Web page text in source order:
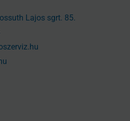
Lajos sgrt. 85.